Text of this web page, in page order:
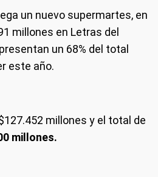
un nuevo supermartes, en
millones en Letras del
un 68% del total
este año.
millones y el total de
millones.